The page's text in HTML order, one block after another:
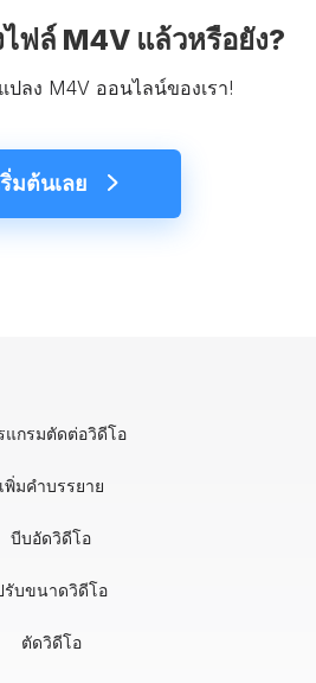
ฟล์ M4V แล้วหรือยัง?
ลง M4V ออนไลน์ของเรา!
ริ่มต้นเลย
แกรมตัดต่อวิดีโอ
เพิ่มคำบรรยาย
บีบอัดวิดีโอ
รับขนาดวิดีโอ
ตัดวิดีโอ